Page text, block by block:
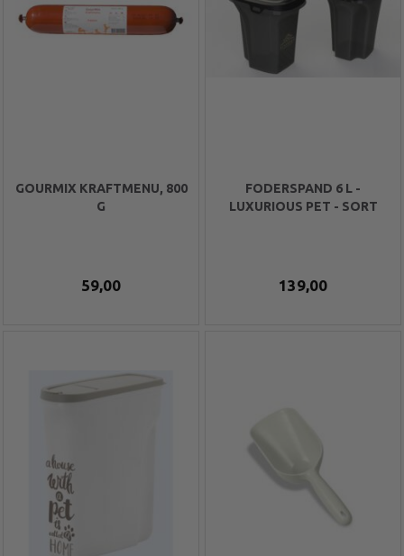
GOURMIX KRAFTMENU, 800
G
59,00
FODERSPAND 6 L -
LUXURIOUS PET - SORT
139,00